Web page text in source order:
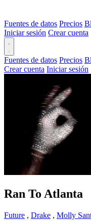
Fuentes de datos Precios
Iniciar sesión Crear cuenta
Fuentes de datos Precios
Crear cuenta Iniciar sesión
Ran To Atlanta
Future , Drake , Molly